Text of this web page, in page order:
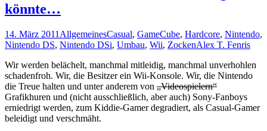
könnte…
14. März 2011 AllgemeinesCasual, GameCube, Hardcore, Nintendo,
Nintendo DS, Nintendo DSi, Umbau, Wii, ZockenAlex T. Fenris
Wir werden belächelt, manchmal mitleidig, manchmal unverhohlen
schadenfroh. Wir, die Besitzer ein Wii-Konsole. Wir, die Nintendo
die Treue halten und unter anderem von „Videospielern“
Grafikhuren und (nicht ausschließlich, aber auch) Sony-Fanboys
erniedrigt werden, zum Kiddie-Gamer degradiert, als Casual-Gamer
beleidigt und verschmäht.